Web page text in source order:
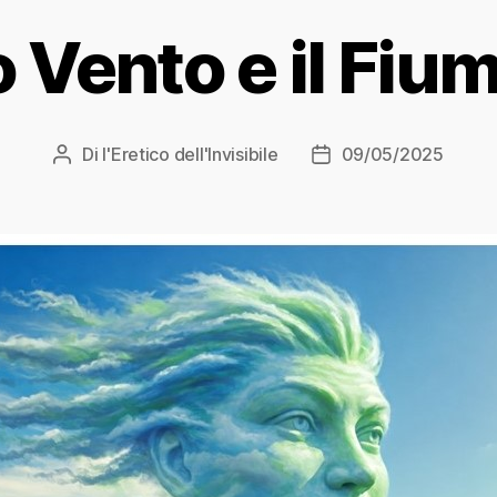
Vento e il
Autore
Di l'Eretico dell'Invisibile
Data09/05/2025